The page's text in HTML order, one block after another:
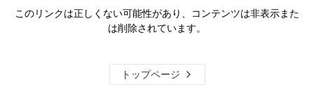
このリンクは正しくない可能性があり、コンテンツは非表示また
は削除されています。
トップページ